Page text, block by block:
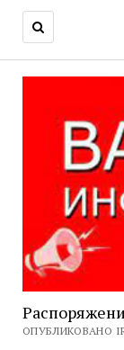
ОПУБЛИКОВАНО